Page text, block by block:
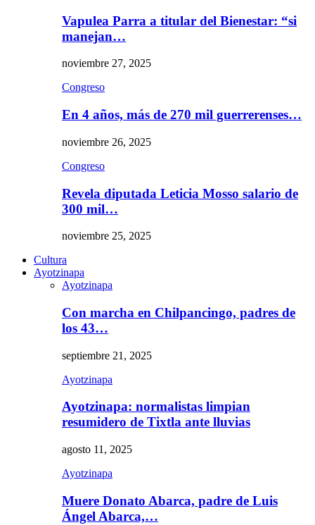
Vapulea Parra a titular del Bienestar: “si
manejan…
noviembre 27, 2025
Congreso
En 4 años, más de 270 mil guerrerenses…
noviembre 26, 2025
Congreso
Revela diputada Leticia Mosso salario de
300 mil…
noviembre 25, 2025
Cultura
Ayotzinapa
Ayotzinapa
Con marcha en Chilpancingo, padres de
los 43…
septiembre 21, 2025
Ayotzinapa
Ayotzinapa: normalistas limpian
resumidero de Tixtla ante lluvias
agosto 11, 2025
Ayotzinapa
Muere Donato Abarca, padre de Luis
Ángel Abarca,…